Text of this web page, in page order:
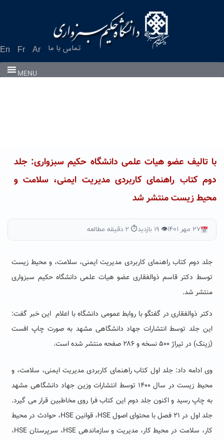
En Fr Ar تماس با ما
MENU
با تالیف عضو هیات علمی دانشگاه حکیم سبزواری: جلد
دوم کتاب راهنمای کاربردی مدیریت ایمنی، سلامت و
محیط زیست منتشر شد
۲۷ مهر ۱۴۰۱ 👁 ۱۹ بازدید ⏱ ۲ دقیقه مطالعه
جلد دوم کتاب راهنمای کاربردی مدیریت ایمنی، سلامت، و محیط زیست
توسط دکتر قاسم ذوالفقاری عضو هیات علمی دانشگاه حکیم سبزواری
منتشر شد.
دکتر ذوالفقاری در گفتگو با روابط عمومی دانشگاه با اعلام این خبر گفت:
این جلد توسط انتشارات جهاد دانشگاهی مشهد به صورت چاپ افست
(زینک) در تیراژ ۵۰۰ نسخه و ۲۸۶ صفحه منتشر شده است.
وی ادامه داد: جلد اول کتاب راهنمای کاربردی مدیریت ایمنی، سلامت، و
محیط زیست در سال ۱۴۰۰ توسط انتشارات وزین جهاد دانشگاهی مشهد
به چاپ رسید و اکنون جلد دوم این کتاب فرا روی مخاطبین قرار می گیرد.
جلد اول در ۲۱ فصل با محتوای اصول HSE، قوانین HSE، حوادث در محیط
کار، سلامت در محیط کار، مدیریت و سازماندهی HSE، سرپرستان HSE،